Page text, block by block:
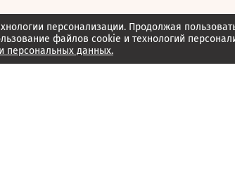
персонализации. Продолжая
файлов cookie и технологий
персональных данных.